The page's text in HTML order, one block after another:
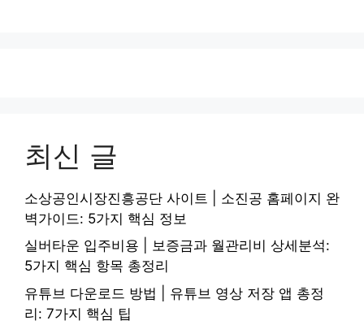
최신 글
소상공인시장진흥공단 사이트 | 소진공 홈페이지 완
벽가이드: 5가지 핵심 정보
실버타운 입주비용 | 보증금과 월관리비 상세분석:
5가지 핵심 항목 총정리
유튜브 다운로드 방법 | 유튜브 영상 저장 앱 총정
리: 7가지 핵심 팁